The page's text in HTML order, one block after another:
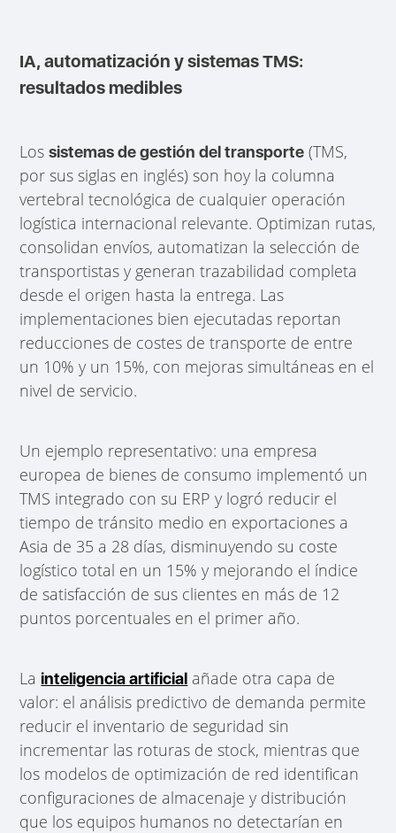
IA, automatización y sistemas TMS:
resultados medibles
Lossistemas de gestión del transporte (TMS,
por sus siglas en inglés) son hoy la columna
vertebral tecnológica de cualquier operación
logística internacional relevante. Optimizan rutas,
consolidan envíos, automatizan la selección de
transportistas y generan trazabilidad completa
desde el origen hasta la entrega. Las
implementaciones bien ejecutadas reportan
reducciones de costes de transporte de entre
un 10% y un 15%, con mejoras simultáneas en el
nivel de servicio.
Un ejemplo representativo: una empresa
europea de bienes de consumo implementó un
TMS integrado con su ERP y logró reducir el
tiempo de tránsito medio en exportaciones a
Asia de 35 a 28 días, disminuyendo su coste
logístico total en un 15% y mejorando el índice
de satisfacción de sus clientes en más de 12
puntos porcentuales en el primer año.
La inteligencia artificial añade otra capa de
valor: el análisis predictivo de demanda permite
reducir el inventario de seguridad sin
incrementar las roturas de stock, mientras que
los modelos de optimización de red identifican
configuraciones de almacenaje y distribución
que los equipos humanos no detectarían en